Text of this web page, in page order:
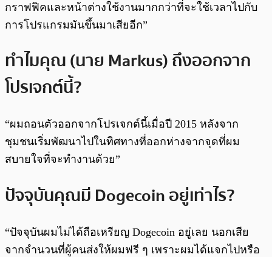
กราฟฟิคและหน้าต่างใช้งานมากกว่าที่จะใช้เวลาไปกับ
การโปรแกรมมันขึ้นมาเสียอีก”
ทำไมคุณ (นาย Markus) ถึงออกจาก
โปรเจกต์นี้?
“ผมถอนตัวออกจากโปรเจกต์นี้เมื่อปี 2015 หลังจาก
ชุมชนเริ่มพัฒนาไปในทิศทางที่ออกห่างจากจุดที่ผม
สบายใจที่จะทำงานด้วย”
ปัจจุบันคุณมี Dogecoin อยู่เท่าไร?
“ปัจจุบันผมไม่ได้ถือเหรียญ Dogecoin อยู่เลย นอกเสีย
จากจำนวนที่ผู้คนส่งให้ผมฟรี ๆ เพราะผมได้แจกไปหรือ